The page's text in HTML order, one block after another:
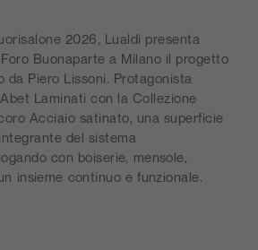
2026, Lualdi presenta
Buonaparte a Milano il progetto
da Piero Lissoni. Protagonista
Laminati con la Collezione
Acciaio satinato, una superficie
del sistema
con boiserie, mensole,
insieme continuo e funzionale.